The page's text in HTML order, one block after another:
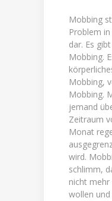
Mobbing
Problem
dar. Es
Mobbing.
Mobbing,
Mobbing.
jemand
Zeitraum
Monat
wird.
schlimm,
nicht mehr
wollen